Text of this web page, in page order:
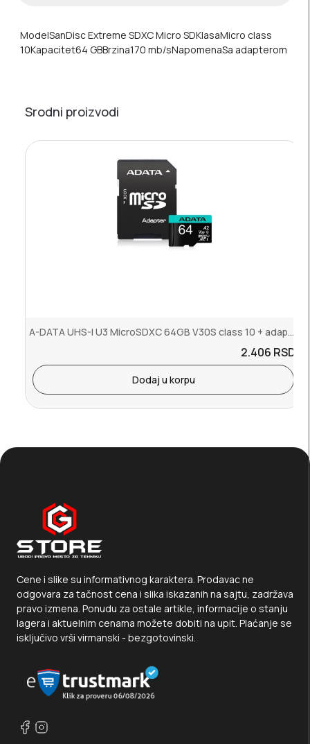
ModelSanDisc Extreme SDXC Micro SDKlasaMicro class
10Kapacitet64 GBBrzina170 mb/sNapomenaSa adapterom
Srodni proizvodi
A-DATA UHS-I U3 MicroSDXC 64GB V30S class 10 + adapter AUSDX64GUI3V...
2.406 RSD.
Dodaj u korpu
Cene i slike su informativnog karaktera. Prodavac ne
odgovara za tačnost cena i slika iskazanih na sajtu, zadržava
pravo izmena. Ponudu za ostale artikle, informacije o stanju
lagera i aktuelnim cenama možete dobiti na upit. Plaćanje se
isključivo vrši virmanski - bezgotovinski.